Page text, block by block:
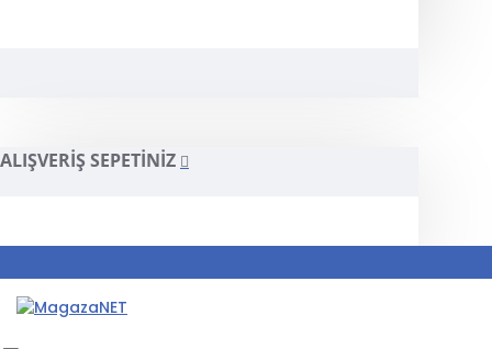
ALIŞVERIŞ SEPETINIZ